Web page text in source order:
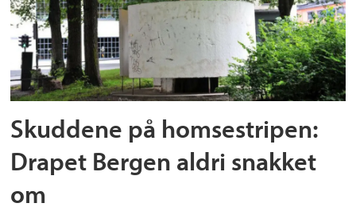
Skuddene på homsestripen:
Drapet Bergen aldri snakket
om